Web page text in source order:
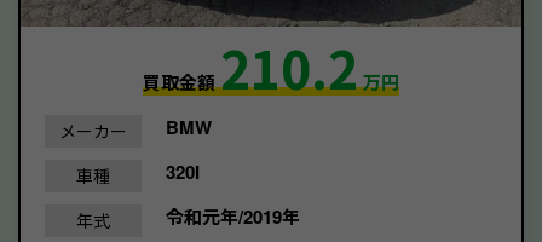
買取金額210.2万円
メーカー BMW
車種 320I
年式 令和元年/2019年